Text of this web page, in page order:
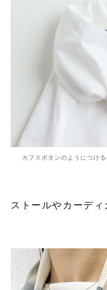
カフスボタンのようにつけ
ストールやカーデ